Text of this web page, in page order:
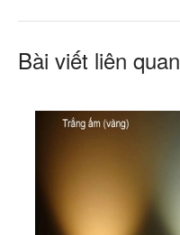
Bài viết liên quan